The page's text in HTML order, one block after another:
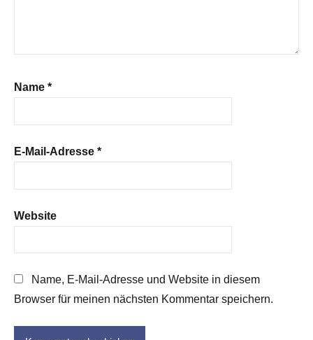
Name *
E-Mail-Adresse *
Website
Name, E-Mail-Adresse und Website in diesem
Browser für meinen nächsten Kommentar speichern.